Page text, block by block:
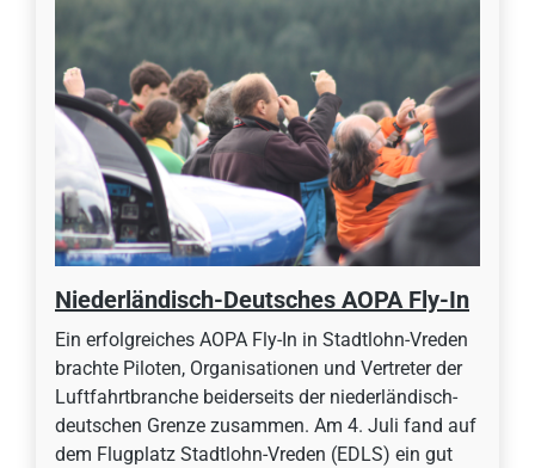
Niederländisch-Deutsches AOPA Fly-In
Ein erfolgreiches AOPA Fly-In in Stadtlohn-Vreden
brachte Piloten, Organisationen und Vertreter der
Luftfahrtbranche beiderseits der niederländisch-
deutschen Grenze zusammen. Am 4. Juli fand auf
dem Flugplatz Stadtlohn-Vreden (EDLS) ein gut